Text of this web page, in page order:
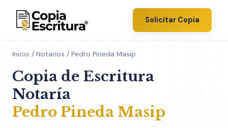
Solicitar Copia
Inicio / Notarios / Pedro Pineda Masip
Copia de Escritura
Notaría
Pedro Pineda Masip